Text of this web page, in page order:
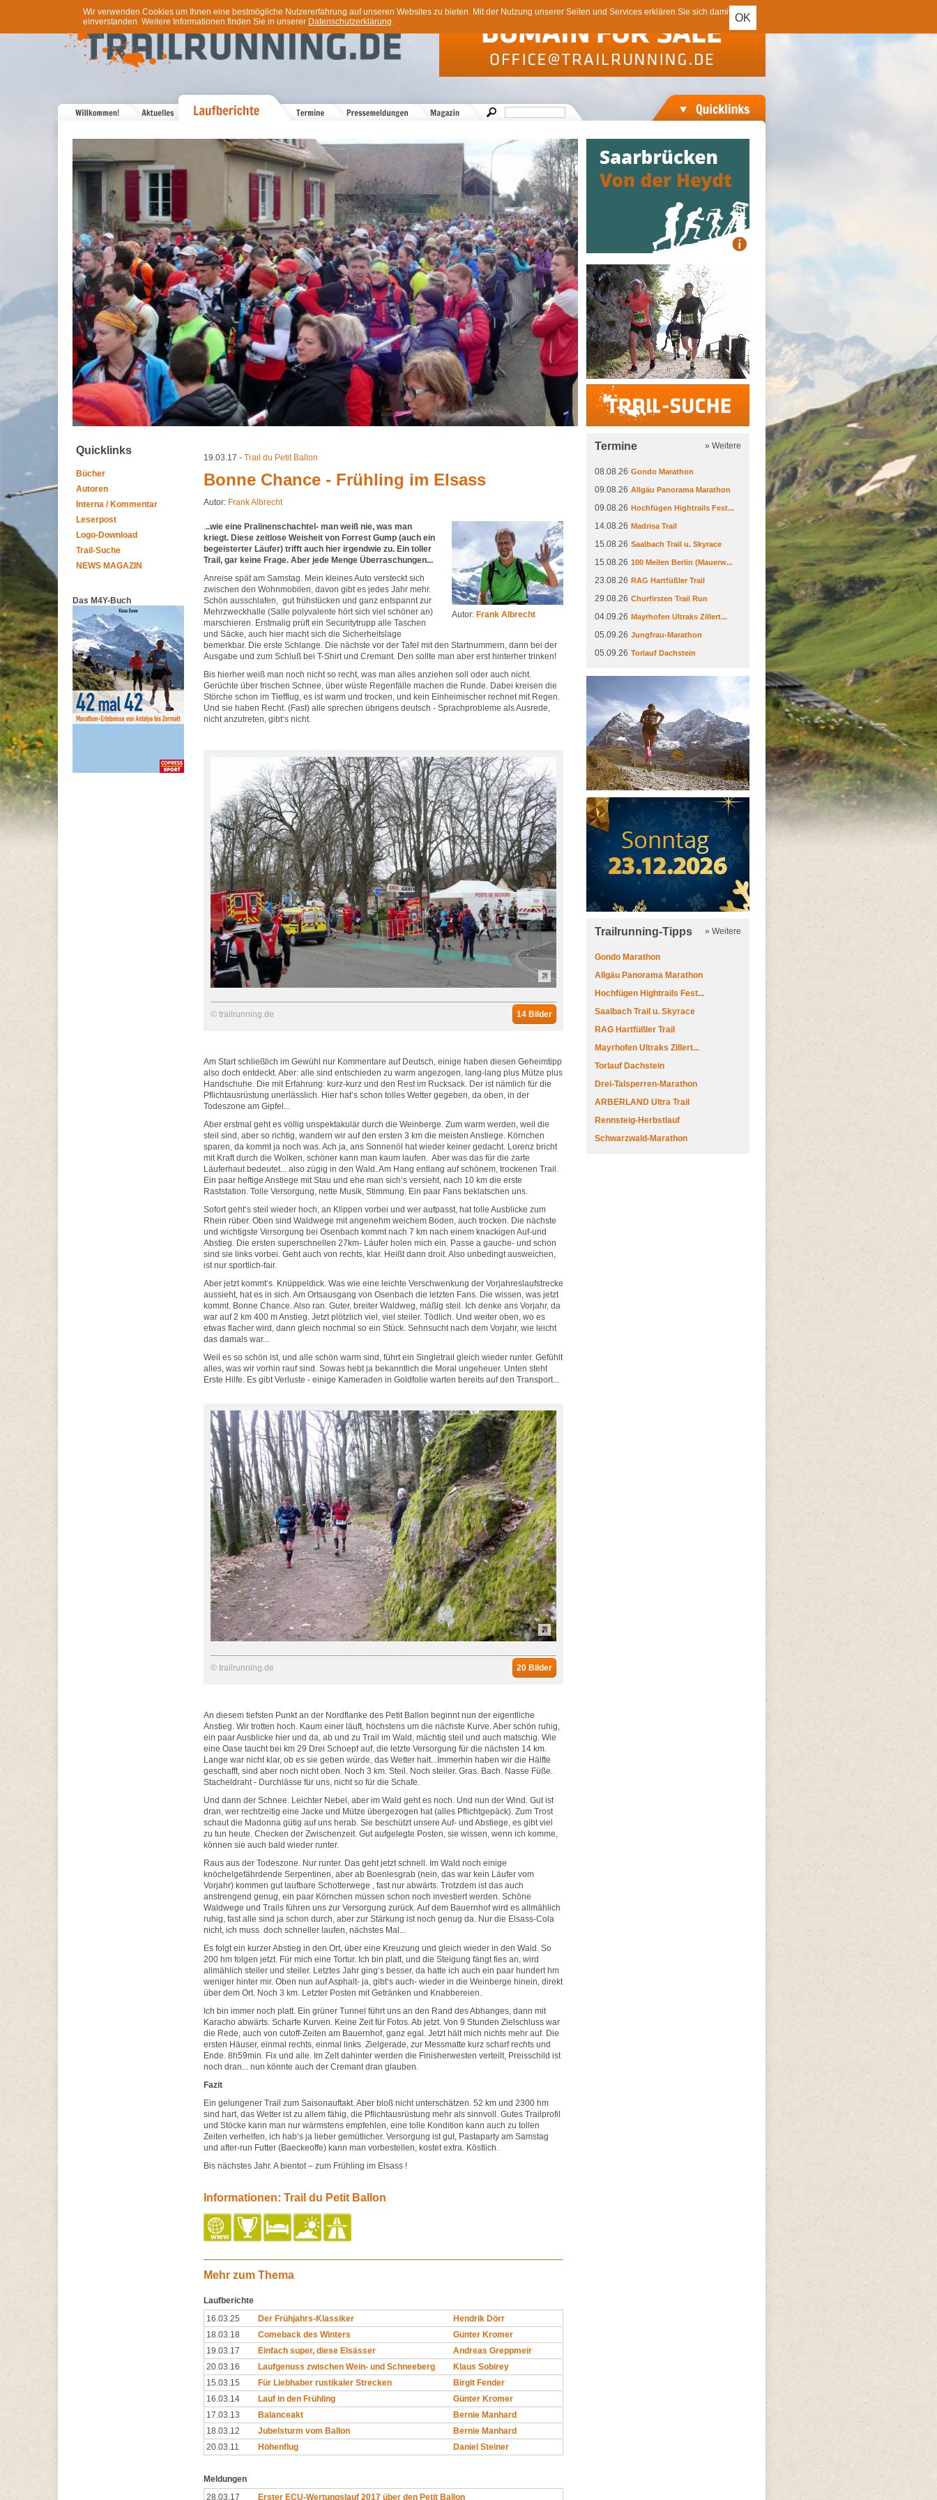
OK
Wir verwenden Cookies um Ihnen eine bestmögliche Nutzererfahrung auf unseren Websites zu bieten. Mit der Nutzung unserer Seiten und Services erklären Sie sich damit
einverstanden. Weitere Informationen finden Sie in unserer Datenschutzerklärung.
Trail-Suche
Quicklinks
Bücher
Autoren
Interna / Kommentar
Leserpost
Logo-Download
Trail-Suche
NEWS MAGAZIN
Das M4Y-Buch
19.03.17 - Trail du Petit Ballon
Bonne Chance - Frühling im Elsass
Autor: Frank Albrecht
Autor: Frank Albrecht
...wie eine Pralinenschachtel- man weiß nie, was man
kriegt. Diese zeitlose Weisheit von Forrest Gump (auch ein
begeisterter Läufer) trifft auch hier irgendwie zu. Ein toller
Trail, gar keine Frage. Aber jede Menge Überraschungen...
Anreise spät am Samstag. Mein kleines Auto versteckt sich
zwischen den Wohnmobilen, davon gibt es jedes Jahr mehr.
Schön ausschlafen, gut frühstücken und ganz entspannt zur
Mehrzweckhalle (Salle polyvalente hört sich viel schöner an)
marschieren. Erstmalig prüft ein Securitytrupp alle Taschen
und Säcke, auch hier macht sich die Sicherheitslage
bemerkbar. Die erste Schlange. Die nächste vor der Tafel mit den Startnummern, dann bei der
Ausgabe und zum Schluß bei T-Shirt und Cremant. Den sollte man aber erst hinterher trinken!
Bis hierher weiß man noch nicht so recht, was man alles anziehen soll oder auch nicht.
Gerüchte über frischen Schnee, über wüste Regenfälle machen die Runde. Dabei kreisen die
Störche schon im Tiefflug, es ist warm und trocken, und kein Einheimischer rechnet mit Regen.
Und sie haben Recht. (Fast) alle sprechen übrigens deutsch - Sprachprobleme als Ausrede,
nicht anzutreten, gibt‘s nicht.
© trailrunning.de 14 Bilder
Am Start schließlich im Gewühl nur Kommentare auf Deutsch, einige haben diesen Geheimtipp
also doch entdeckt. Aber: alle sind entschieden zu warm angezogen, lang-lang plus Mütze plus
Handschuhe. Die mit Erfahrung: kurz-kurz und den Rest im Rucksack. Der ist nämlich für die
Pflichtausrüstung unerlässlich. Hier hat‘s schon tolles Wetter gegeben, da oben, in der
Todeszone am Gipfel...
Aber erstmal geht es völlig unspektakulär durch die Weinberge. Zum warm werden, weil die
steil sind, aber so richtig, wandern wir auf den ersten 3 km die meisten Anstiege. Körnchen
sparen, da kommt ja noch was. Ach ja, ans Sonnenöl hat wieder keiner gedacht. Lorenz bricht
mit Kraft durch die Wolken, schöner kann man kaum laufen. Aber was das für die zarte
Läuferhaut bedeutet... also zügig in den Wald. Am Hang entlang auf schönem, trockenen Trail.
Ein paar heftige Anstiege mit Stau und ehe man sich‘s versieht, nach 10 km die erste
Raststation. Tolle Versorgung, nette Musik, Stimmung. Ein paar Fans beklatschen uns.
Sofort geht‘s steil wieder hoch, an Klippen vorbei und wer aufpasst, hat tolle Ausblicke zum
Rhein rüber. Oben sind Waldwege mit angenehm weichem Boden, auch trocken. Die nächste
und wichtigste Versorgung bei Osenbach kommt nach 7 km nach einem knackigen Auf-und
Abstieg. Die ersten superschnellen 27km- Läufer holen mich ein. Passe a gauche- und schon
sind sie links vorbei. Geht auch von rechts, klar. Heißt dann droit. Also unbedingt ausweichen,
ist nur sportlich-fair.
Aber jetzt kommt‘s. Knüppeldick. Was wie eine leichte Verschwenkung der Vorjahreslaufstrecke
aussieht, hat es in sich. Am Ortsausgang von Osenbach die letzten Fans. Die wissen, was jetzt
kommt. Bonne Chance. Also ran. Guter, breiter Waldweg, mäßig steil. Ich denke ans Vorjahr, da
war auf 2 km 400 m Anstieg. Jetzt plötzlich viel, viel steiler. Tödlich. Und weiter oben, wo es
etwas flacher wird, dann gleich nochmal so ein Stück. Sehnsucht nach dem Vorjahr, wie leicht
das damals war...
Weil es so schön ist, und alle schön warm sind, führt ein Singletrail gleich wieder runter. Gefühlt
alles, was wir vorhin rauf sind. Sowas hebt ja bekanntlich die Moral ungeheuer. Unten steht
Erste Hilfe. Es gibt Verluste - einige Kameraden in Goldfolie warten bereits auf den Transport...
© trailrunning.de 20 Bilder
An diesem tiefsten Punkt an der Nordflanke des Petit Ballon beginnt nun der eigentliche
Anstieg. Wir trotten hoch. Kaum einer läuft, höchstens um die nächste Kurve. Aber schön ruhig,
ein paar Ausblicke hier und da, ab und zu Trail im Wald, mächtig steil und auch matschig. Wie
eine Oase taucht bei km 29 Drei Schoepf auf, die letzte Versorgung für die nächsten 14 km.
Lange war nicht klar, ob es sie geben würde, das Wetter halt...Immerhin haben wir die Hälfte
geschafft, sind aber noch nicht oben. Noch 3 km. Steil. Noch steiler. Gras. Bach. Nasse Füße.
Stacheldraht - Durchlässe für uns, nicht so für die Schafe.
Und dann der Schnee. Leichter Nebel, aber im Wald geht es noch. Und nun der Wind. Gut ist
dran, wer rechtzeitig eine Jacke und Mütze übergezogen hat (alles Pflichtgepäck). Zum Trost
schaut die Madonna gütig auf uns herab. Sie beschützt unsere Auf- und Abstiege, es gibt viel
zu tun heute. Checken der Zwischenzeit. Gut aufgelegte Posten, sie wissen, wenn ich komme,
können sie auch bald wieder runter.
Raus aus der Todeszone. Nur runter. Das geht jetzt schnell. Im Wald noch einige
knöchelgefährdende Serpentinen, aber ab Boenlesgrab (nein, das war kein Läufer vom
Vorjahr) kommen gut laufbare Schotterwege , fast nur abwärts. Trotzdem ist das auch
anstrengend genug, ein paar Körnchen müssen schon noch investiert werden. Schöne
Waldwege und Trails führen uns zur Versorgung zurück. Auf dem Bauernhof wird es allmählich
ruhig, fast alle sind ja schon durch, aber zur Stärkung ist noch genug da. Nur die Elsass-Cola
nicht, ich muss doch schneller laufen, nächstes Mal...
Es folgt ein kurzer Abstieg in den Ort, über eine Kreuzung und gleich wieder in den Wald. So
200 hm folgen jetzt. Für mich eine Tortur. Ich bin platt, und die Steigung fängt fies an, wird
allmählich steiler und steiler. Letztes Jahr ging‘s besser, da hatte ich auch ein paar hundert hm
weniger hinter mir. Oben nun auf Asphalt- ja, gibt‘s auch- wieder in die Weinberge hinein, direkt
über dem Ort. Noch 3 km. Letzter Posten mit Getränken und Knabbereien.
Ich bin immer noch platt. Ein grüner Tunnel führt uns an den Rand des Abhanges, dann mit
Karacho abwärts. Scharfe Kurven. Keine Zeit für Fotos. Ab jetzt. Von 9 Stunden Zielschluss war
die Rede, auch von cutoff-Zeiten am Bauernhof, ganz egal. Jetzt hält mich nichts mehr auf. Die
ersten Häuser, einmal rechts, einmal links. Zielgerade, zur Messmatte kurz scharf rechts und
Ende. 8h59min. Fix und alle. Im Zelt dahinter werden die Finisherwesten verteilt, Preisschild ist
noch dran... nun könnte auch der Cremant dran glauben.
Fazit
Ein gelungener Trail zum Saisonauftakt. Aber bloß nicht unterschätzen. 52 km und 2300 hm
sind hart, das Wetter ist zu allem fähig, die Pflichtausrüstung mehr als sinnvoll. Gutes Trailprofil
und Stöcke kann man nur wärmstens empfehlen, eine tolle Kondition kann auch zu tollen
Zeiten verhelfen, ich hab‘s ja lieber gemütlicher. Versorgung ist gut, Pastaparty am Samstag
und after-run Futter (Baeckeoffe) kann man vorbestellen, kostet extra. Köstlich.
Bis nächstes Jahr. A bientot – zum Frühling im Elsass !
Informationen: Trail du Petit Ballon
Mehr zum Thema
Laufberichte
16.03.25
Der Frühjahrs-Klassiker
Hendrik Dörr
18.03.18
Comeback des Winters
Günter Kromer
19.03.17
Einfach super, diese Elsässer
Andreas Greppmeir
20.03.16
Laufgenuss zwischen Wein- und Schneeberg
Klaus Sobirey
15.03.15
Für Liebhaber rustikaler Strecken
Birgit Fender
16.03.14
Lauf in den Frühling
Günter Kromer
17.03.13
Balanceakt
Bernie Manhard
18.03.12
Jubelsturm vom Ballon
Bernie Manhard
20.03.11
Höhenflug Daniel Steiner
Meldungen
28.03.17
Erster ECU-Wertungslauf 2017 über den Petit Ballon
Termine » Weitere
08.08.26 Gondo Marathon
09.08.26 Allgäu Panorama Marathon
09.08.26 Hochfügen Hightrails Fest...
14.08.26 Madrisa Trail
15.08.26 Saalbach Trail u. Skyrace
15.08.26 100 Meilen Berlin (Mauerw...
23.08.26 RAG Hartfüßler Trail
29.08.26 Churfirsten Trail Run
04.09.26 Mayrhofen Ultraks Zillert...
05.09.26 Jungfrau-Marathon
05.09.26 Torlauf Dachstein
Trailrunning-Tipps » Weitere
Gondo Marathon
Allgäu Panorama Marathon
Hochfügen Hightrails Fest...
Saalbach Trail u. Skyrace
RAG Hartfüßler Trail
Mayrhofen Ultraks Zillert...
Torlauf Dachstein
Drei-Talsperren-Marathon
ARBERLAND Ultra Trail
Rennsteig-Herbstlauf
Schwarzwald-Marathon